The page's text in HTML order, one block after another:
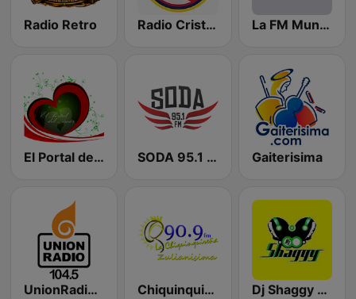
Radio Retro Radio Cristiana Venezuela La FM Mundial
El Portal del Amor SODA 95.1 FM Gaiterisima
UnionRadio 104.5 Chiquinquireña Dj Shaggy Venezuela